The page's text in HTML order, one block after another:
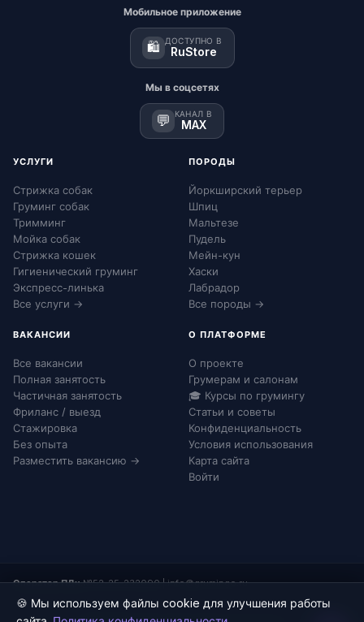
🍪 Мы используем файлы cookie для улучшения работы
Мобильное приложение
🛍️ ДОСТУПНО В
RuStore
Мы в соцсетях
💬 КАНАЛ В
MAX
УСЛУГИ
Стрижка собак
Груминг собак
Тримминг
Мойка собак
Стрижка кошек
Гигиенический груминг
Экспресс-линька
Все услуги →
ПОРОДЫ
Йоркширский терьер
Шпиц
Мальтезе
Пудель
Мейн-кун
Хаски
Лабрадор
Все породы →
ВАКАНСИИ
Все вакансии
Полная занятость
Частичная занятость
Фриланс / выезд
Стажировка
Без опыта
Разместить вакансию →
О ПЛАТФОРМЕ
О проекте
Грумерам и салонам
🎓 Курсы по грумингу
Статьи и советы
Конфиденциальность
Условия использования
Карта сайта
Войти
Оператор ПДн:№52-25-232090|info@grumingo.ru